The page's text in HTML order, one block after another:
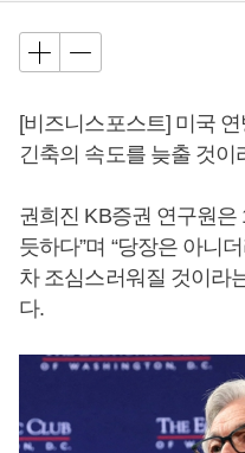
[비즈니스포스트] 미국
긴축의 속도를 늦출 것이
권희진 KB증권 연구원은
듯하다”며 “당장은 아니
차 조심스러워질 것이라
다.